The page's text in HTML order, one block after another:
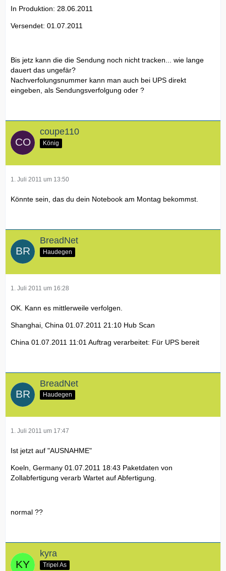
In Produktion: 28.06.2011
Versendet: 01.07.2011
Bis jetz kann die die Sendung noch nicht tracken... wie lange
dauert das ungefär?
Nachverfolungsnummer kann man auch bei UPS direkt
eingeben, als Sendungsverfolgung oder ?
coupe110
König
1. Juli 2011 um 13:50
Könnte sein, das du dein Notebook am Montag bekommst.
BreadNet
Haudegen
1. Juli 2011 um 16:28
OK. Kann es mittlerweile verfolgen.
Shanghai, China 01.07.2011 21:10 Hub Scan
China 01.07.2011 11:01 Auftrag verarbeitet: Für UPS bereit
BreadNet
Haudegen
1. Juli 2011 um 17:47
Ist jetzt auf "AUSNAHME"
Koeln, Germany 01.07.2011 18:43 Paketdaten von
Zollabfertigung verarb Wartet auf Abfertigung.
normal ??
kyra
Tripel As